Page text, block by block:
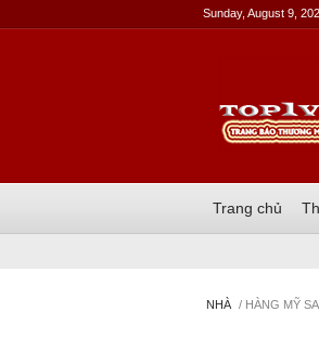
Sunday, August 9,
Trang chủ
NHÀ / HÀNG MỸ